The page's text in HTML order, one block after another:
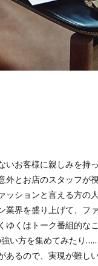
お客様に親しみを
とお店のスタッフが
ションと言える方の
界を盛り上げて、
くはトーク番組的な
い方を集めてみた
るので、実現が難